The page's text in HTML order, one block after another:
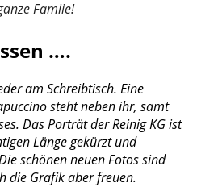
Famiie!
….
am Schreibtisch. Eine
steht neben ihr, samt
Das Porträt der Reinig KG ist
Länge gekürzt und
schönen neuen Fotos sind
die Grafik aber freuen.